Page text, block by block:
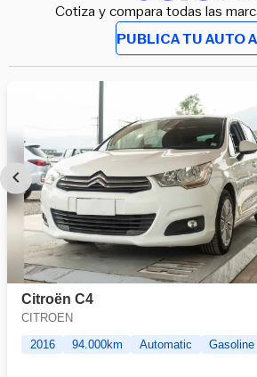
Cotiza y compara todas las
PUBLICA TU AUTO